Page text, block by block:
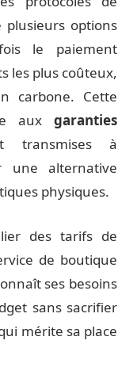
plusieurs options
le paiement
les plus coûteux,
carbone. Cette
aux garanties
transmises à
une alternative
physiques.
des tarifs de
de boutique
ses besoins
sans sacrifier
mérite sa place